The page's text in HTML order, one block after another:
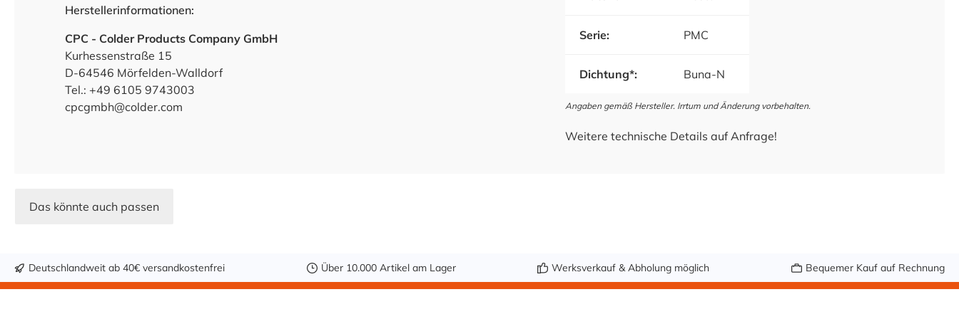
Herstellerinformationen:
CPC - Colder Products Company GmbH
Kurhessenstraße 15
D-64546 Mörfelden-Walldorf
Tel.: +49 6105 9743003
cpcgmbh@colder.com
Serie: PMC
Dichtung*: Buna-N
Angaben gemäß Hersteller. Irrtum und Änderung vorbehalten.
Weitere technische Details auf Anfrage!
Das könnte auch passen
Deutschlandweit ab 40€ versandkostenfrei Über 10.000 Artikel am Lager Werksverkauf & Abholung möglich Bequemer Kauf auf Rechnung